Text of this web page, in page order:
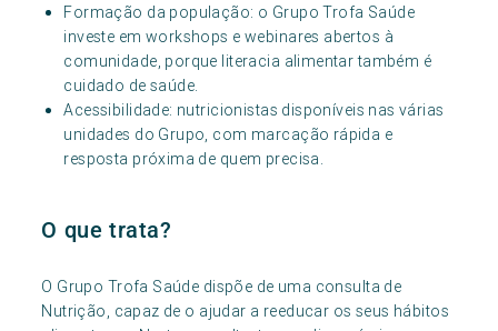
Formação da população: o Grupo Trofa Saúde
investe em workshops e webinares abertos à
comunidade, porque literacia alimentar também é
cuidado de saúde.
Acessibilidade: nutricionistas disponíveis nas várias
unidades do Grupo, com marcação rápida e
resposta próxima de quem precisa.
O que trata?
O Grupo Trofa Saúde dispõe de uma consulta de
Nutrição, capaz de o ajudar a reeducar os seus hábitos